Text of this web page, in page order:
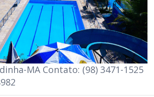
MA Contato: (98) 3471-1525